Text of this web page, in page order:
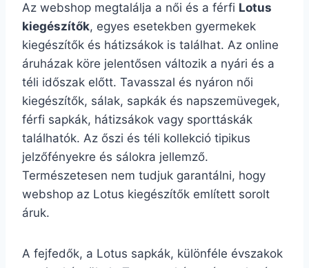
Az webshop megtalálja a női és a férfi Lotus
kiegészítők, egyes esetekben gyermekek
kiegészítők és hátizsákok is találhat. Az online
áruházak köre jelentősen változik a nyári és a
téli időszak előtt. Tavasszal és nyáron női
kiegészítők, sálak, sapkák és napszemüvegek,
férfi sapkák, hátizsákok vagy sporttáskák
találhatók. Az őszi és téli kollekció tipikus
jelzőfényekre és sálokra jellemző.
Természetesen nem tudjuk garantálni, hogy
webshop az Lotus kiegészítők említett sorolt
áruk.
A fejfedők, a Lotus sapkák, különféle évszakok